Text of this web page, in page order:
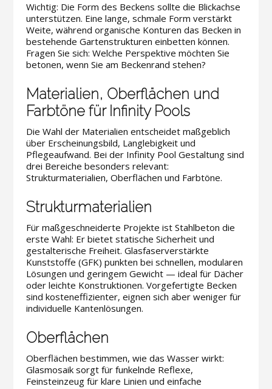
Wichtig: Die Form des Beckens sollte die Blickachse
unterstützen. Eine lange, schmale Form verstärkt
Weite, während organische Konturen das Becken in
bestehende Gartenstrukturen einbetten können.
Fragen Sie sich: Welche Perspektive möchten Sie
betonen, wenn Sie am Beckenrand stehen?
Materialien, Oberflächen und
Farbtöne für Infinity Pools
Die Wahl der Materialien entscheidet maßgeblich
über Erscheinungsbild, Langlebigkeit und
Pflegeaufwand. Bei der Infinity Pool Gestaltung sind
drei Bereiche besonders relevant:
Strukturmaterialien, Oberflächen und Farbtöne.
Strukturmaterialien
Für maßgeschneiderte Projekte ist Stahlbeton die
erste Wahl: Er bietet statische Sicherheit und
gestalterische Freiheit. Glasfaserverstärkte
Kunststoffe (GFK) punkten bei schnellen, modularen
Lösungen und geringem Gewicht — ideal für Dächer
oder leichte Konstruktionen. Vorgefertigte Becken
sind kosteneffizienter, eignen sich aber weniger für
individuelle Kantenlösungen.
Oberflächen
Oberflächen bestimmen, wie das Wasser wirkt:
Glasmosaik sorgt für funkelnde Reflexe,
Feinsteinzeug für klare Linien und einfache